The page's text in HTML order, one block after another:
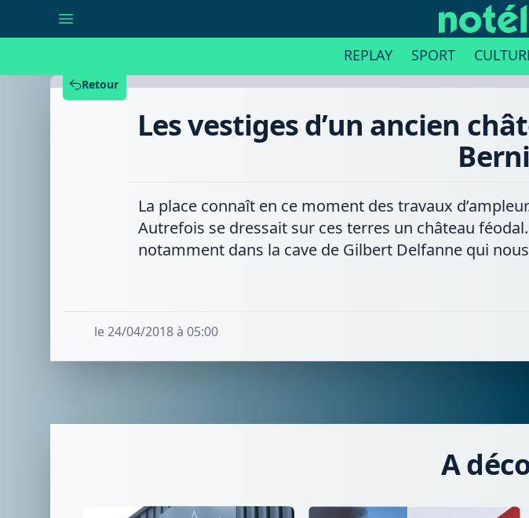
REPLAY SPORT
Retour
Les vestiges d’un ancien
La place connaît en ce moment des travaux
Autrefois se dressait sur ces terres un château
notamment dans la cave de Gilbert Delfanne qui
le 24/04/2018 à 05:00
A